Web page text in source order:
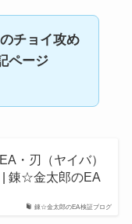
チョイ攻め
ページ
錬☆金太郎のEA検証ブログ
・刃（ヤイバ）
| 錬☆金太郎のEA